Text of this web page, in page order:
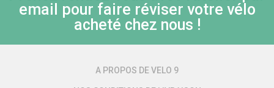
email pour faire réviser votre vélo
acheté chez nous !
A PROPOS DE VELO 9